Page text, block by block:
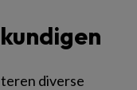
diverse